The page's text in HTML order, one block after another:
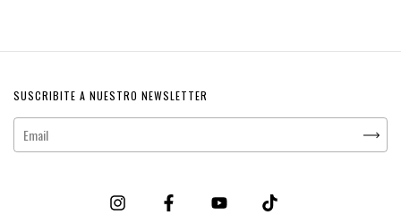
SUSCRIBITE A NUESTRO NEWSLETTER